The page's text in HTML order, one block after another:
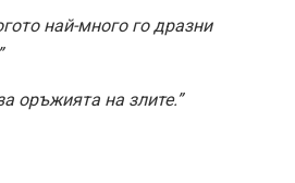
най-много го дразни
оръжията на злите.”